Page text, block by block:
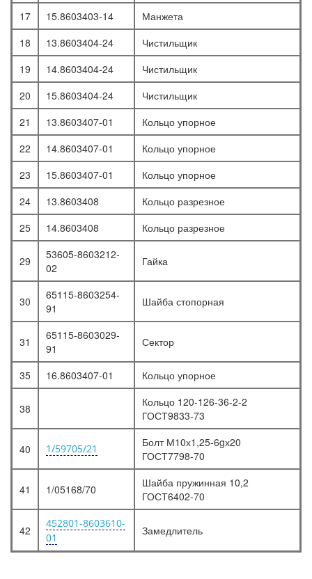
17
15.8603403-14
Манжета
18
13.8603404-24
Чистильщик
19
14.8603404-24
Чистильщик
20
15.8603404-24
Чистильщик
21
13.8603407-01
Кольцо упорное
22
14.8603407-01
Кольцо упорное
23
15.8603407-01
Кольцо упорное
24
13.8603408
Кольцо разрезное
25
14.8603408 Кольцо разрезное
29
53605-8603212-
02
Гайка
30
65115-8603254-
91
Шайба стопорная
31
65115-8603029-
91
Сектор
35 16.8603407-01 Кольцо упорное
38
Кольцо 120-126-36-2-2
ГОСТ9833-73
40 1/59705/21
Болт М10х1,25-6gх20
ГОСТ7798-70
41 1/05168/70
Шайба пружинная 10,2
ГОСТ6402-70
42
452801-8603610-
01
Замедлитель